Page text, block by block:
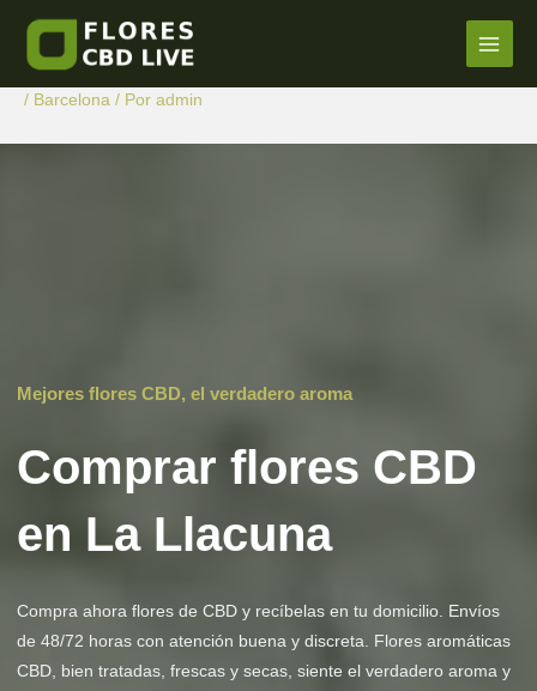
contenido
Main
Comprar Flores CBD en La
Llacuna
/ Barcelona / Por admin
Mejores flores CBD, el verdadero aroma
Comprar flores CBD
en La Llacuna
Compra ahora flores de CBD y recíbelas en tu domicilio. Envíos
de 48/72 horas con atención buena y discreta. Flores aromáticas
CBD, bien tratadas, frescas y secas, siente el verdadero aroma y